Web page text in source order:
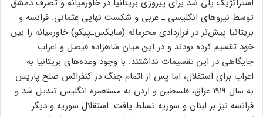
توسط نیروهای انگلیسی‌ ـ عربی و شکست نهایی عثمانی. فرانسه و
بریتانیا پیش‌تر در قراردادی محرمانه (سایکس‌ـ‌پیکو) خاورمیانه را بین
خود تقسیم کرده بودند و در این میان شاهزاده فیصل و اعراب
جایگاهی در این تقسیمات نداشتند. با وجود وعده‌های بریتانیا به
اعراب برای استقلال، اما پس از اتمام جنگ در کنفرانس صلح پاریس
به سال ۱۹۱۹ عراق، فلسطین و اردن به مستعمره انگلیس تبدیل شد و
فرانسه نیز بر لبنان و سوریه تسلط یافت. استقلال سوریه و دیگر